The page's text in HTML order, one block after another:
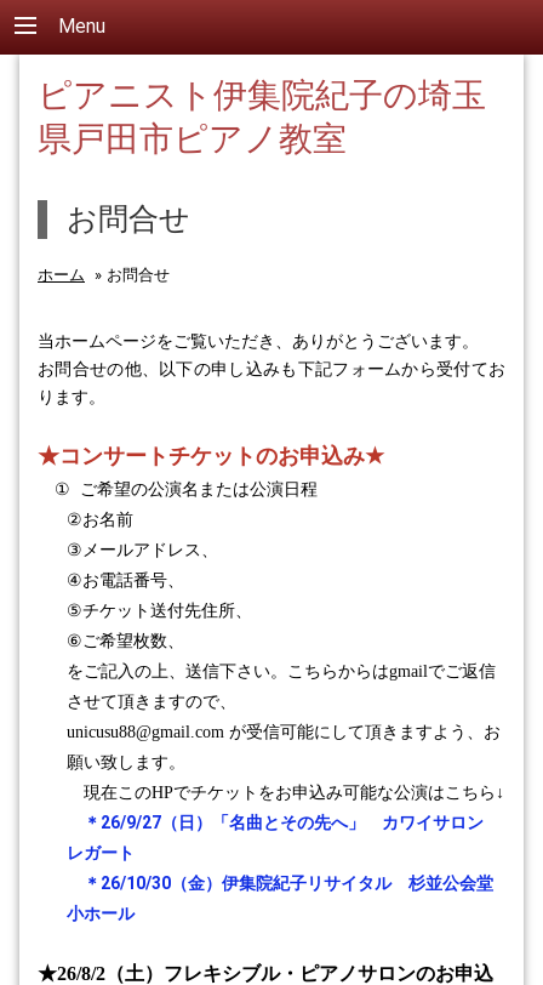
Menu
ピアニスト伊集院紀子の埼玉
県戸田市ピアノ教室
お問合せ
ホーム » お問合せ
当ホームページをご覧いただき、ありがとうございます。
お問合せの他、以下の申し込みも下記フォームから受付てお
ります。
★コンサート チケットのお申込み★
①
ご希望の公演名または公演日程
②お名前
③ メールアドレス、
④お電話番号、
⑤チケット送付先住所、
⑥ご希望枚数、
をご記入の上、送信下さい。こちらからはgmailでご返信
させて頂きますので、
unicusu88@gmail.com が受信可能にして頂きますよう、お
願い致します。
現在このHPでチケットをお申込み可能な公演はこちら ↓
＊ 26/9/27 （日）「名曲とその先へ」 カワイサロン
レガート
＊ 26/10/30 （金）伊集院紀子リサイタル 杉並公会堂
小ホール
★26/8/2（土） フレキシブル・ピアノサロンのお申込